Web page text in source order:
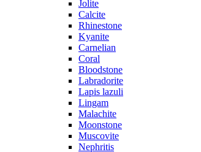
Jolite
Calcite
Rhinestone
Kyanite
Carnelian
Coral
Bloodstone
Labradorite
Lapis lazuli
Lingam
Malachite
Moonstone
Muscovite
Nephritis